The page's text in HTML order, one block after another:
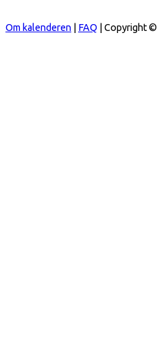
Om kalenderen| FAQ | Copyright ©